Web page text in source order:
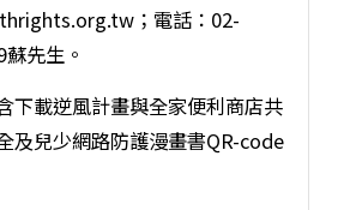
；電話：02-
先生。